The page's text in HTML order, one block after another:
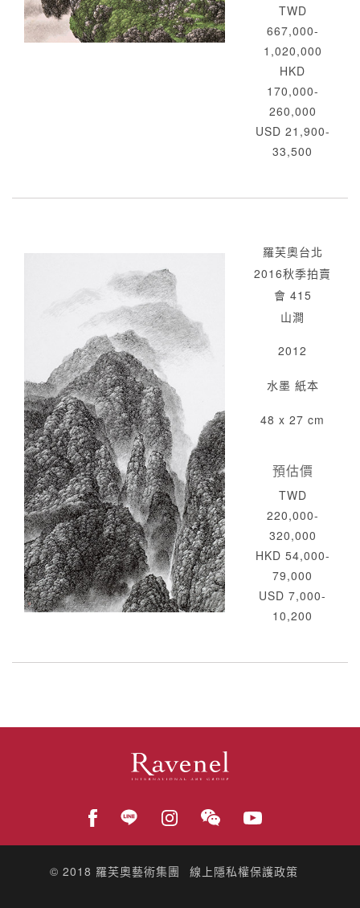
TWD
667,000-
1,020,000
HKD
170,000-
260,000
USD 21,900-
33,500
羅芙奧台北
2016秋季拍賣
會 415
山澗
2012
水墨 紙本
48 x 27 cm
預估價
TWD
220,000-
320,000
HKD 54,000-
79,000
USD 7,000-
10,200
© 2018 羅芙奧藝術集團 線上隱私權保護政策